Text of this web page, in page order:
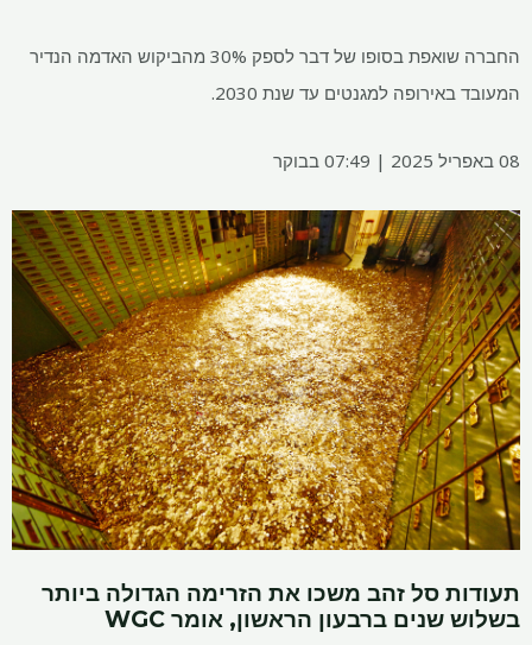
החברה שואפת בסופו של דבר לספק 30% מהביקוש האדמה הנדיר
המעובד באירופה למגנטים עד שנת 2030.
08 באפריל 2025 | 07:49 בבוקר
תעודות סל זהב משכו את הזרימה הגדולה ביותר
בשלוש שנים ברבעון הראשון, אומר WGC